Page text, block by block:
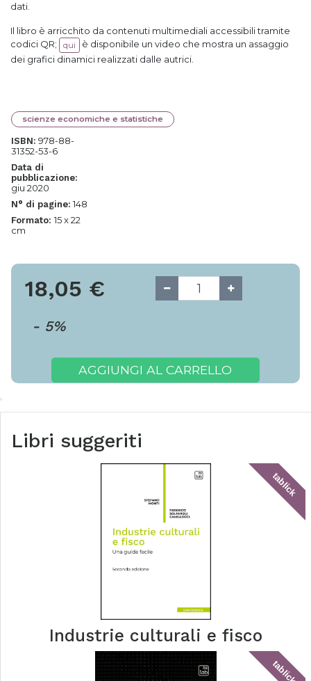
dati.
Il libro è arricchito da contenuti multimediali accessibili tramite
codici QR;
qui
è disponibile un video che mostra un assaggio
dei grafici dinamici realizzati dalle autrici.
scienze economiche e statistiche
ISBN: 978-88-
31352-53-6
Data di
pubblicazione:
giu 2020
N° di pagine: 148
Formato: 15 x 22
cm
18,05 €
- 5%
AGGIUNGI AL CARRELLO
Libri suggeriti
tablick
Industrie culturali e fisco
tablick